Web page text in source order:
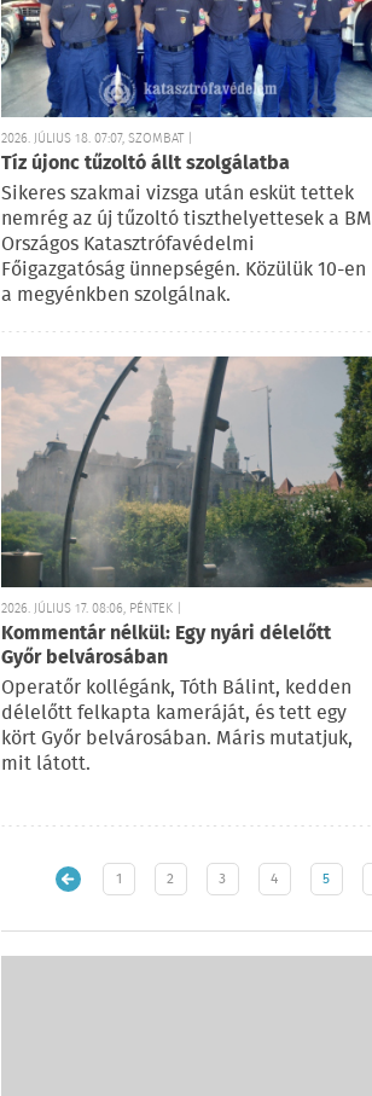
2026. JÚLIUS 18. 07:07, SZOMBAT |
Tíz újonc tűzoltó állt szolgálatba
Sikeres szakmai vizsga után esküt tettek
nemrég az új tűzoltó tiszthelyettesek a BM
Országos Katasztrófavédelmi
Főigazgatóság ünnepségén. Közülük 10-en
a megyénkben szolgálnak.
2026. JÚLIUS 17. 08:06, PÉNTEK |
Kommentár nélkül: Egy nyári délelőtt
Győr belvárosában
Operatőr kollégánk, Tóth Bálint, kedden
délelőtt felkapta kameráját, és tett egy
kört Győr belvárosában. Máris mutatjuk,
mit látott.
1 2 3 4 5